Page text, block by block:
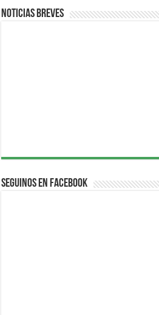
Noticias breves
Seguinos en Facebook